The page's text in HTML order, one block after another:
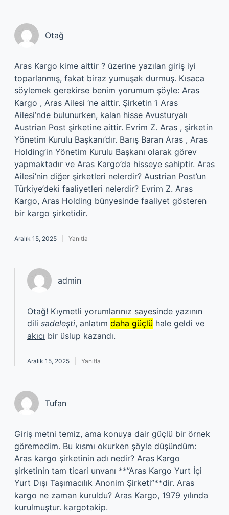
Otağ
Aras Kargo kime aittir ? üzerine yazılan giriş iyi
toparlanmış, fakat biraz yumuşak durmuş. Kısaca
söylemek gerekirse benim yorumum şöyle: Aras
Kargo , Aras Ailesi ‘ne aittir. Şirketin ‘i Aras
Ailesi’nde bulunurken, kalan hisse Avusturyalı
Austrian Post şirketine aittir. Evrim Z. Aras , şirketin
Yönetim Kurulu Başkanı’dır. Barış Baran Aras , Aras
Holding’in Yönetim Kurulu Başkanı olarak görev
yapmaktadır ve Aras Kargo’da hisseye sahiptir. Aras
Ailesi’nin diğer şirketleri nelerdir? Austrian Post’un
Türkiye’deki faaliyetleri nelerdir? Evrim Z. Aras
Kargo, Aras Holding bünyesinde faaliyet gösteren
bir kargo şirketidir.
Aralık 15, 2025 Yanıtla
admin
Otağ! Kıymetli yorumlarınız sayesinde yazının
dili sadeleşti, anlatım daha güçlü hale geldi ve
akıcı bir üslup kazandı.
Aralık 15, 2025 Yanıtla
Tufan
Giriş metni temiz, ama konuya dair güçlü bir örnek
göremedim. Bu kısmı okurken şöyle düşündüm:
Aras kargo şirketinin adı nedir? Aras Kargo
şirketinin tam ticari unvanı **”Aras Kargo Yurt İçi
Yurt Dışı Taşımacılık Anonim Şirketi”**dir. Aras
kargo ne zaman kuruldu? Aras Kargo, 1979 yılında
kurulmuştur. kargotakip.